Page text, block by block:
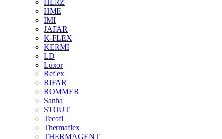
HERZ
HME
IMI
JAFAR
K-FLEX
KERMI
LD
Luxor
Reflex
RIFAR
ROMMER
Sanha
STOUT
Tecofi
Thermaflex
THERMAGENT